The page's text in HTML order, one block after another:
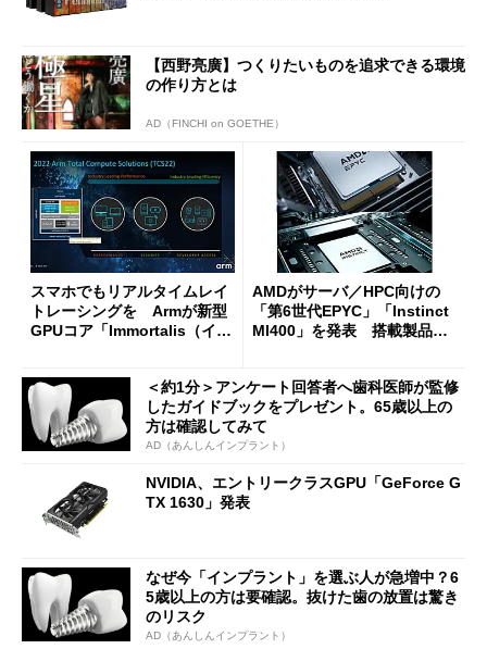
【西野亮廣】つくりたいものを追求できる環境
の作り方とは
AD（FINCHI on GOETHE）
スマホでもリアルタイムレイ
トレーシングを Armが新型
GPUコア「Immortalis（イモ
AMDがサーバ／HPC向けの
「第6世代EPYC」「Instinct
MI400」を発表 搭載製品は
＜約1分＞アンケート回答者へ歯科医師が監修
したガイドブックをプレゼント。65歳以上の
方は確認してみて
AD（あんしんインプラント）
NVIDIA、エントリークラスGPU「GeForce G
TX 1630」発表
なぜ今「インプラント」を選ぶ人が急増中？6
5歳以上の方は要確認。抜けた歯の放置は驚き
のリスク
AD（あんしんインプラント）